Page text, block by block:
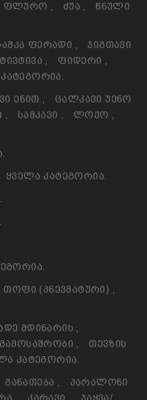
Ფლურო , Ძუა ,
Წნული
Ფერადი ,
Ჯიგთავი
Ტივტივა , Ფიდერი ,
Ენით ,
Ცალკავი Უენო
, Სამკავი , Ლოქო ,
Ყველა Კატეგორია.
Თოფი (პნევმატური) ,
Მდინარის ,
,
Თევზის
Კატეგორია.
Განათება ,
Პარალონი